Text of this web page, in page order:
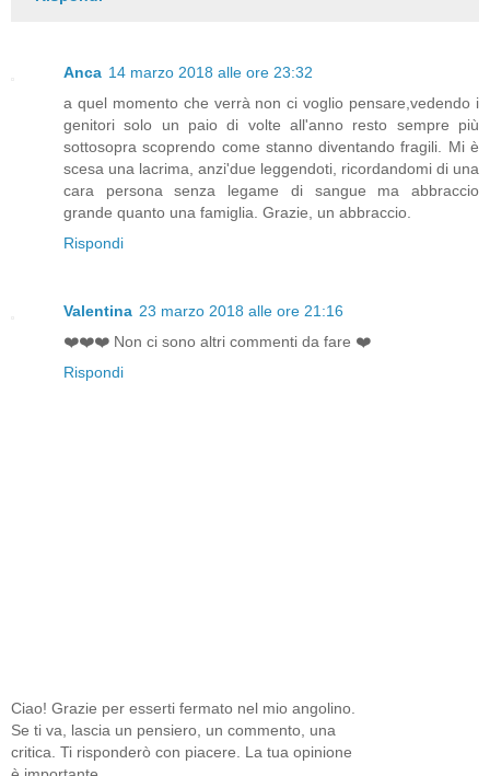
Anca 14 marzo 2018 alle ore 23:32
a quel momento che verrà non ci voglio pensare,vedendo i
genitori solo un paio di volte all'anno resto sempre più
sottosopra scoprendo come stanno diventando fragili. Mi è
scesa una lacrima, anzi'due leggendoti, ricordandomi di una
cara persona senza legame di sangue ma abbraccio
grande quanto una famiglia. Grazie, un abbraccio.
Rispondi
Valentina 23 marzo 2018 alle ore 21:16
❤️❤️❤️ Non ci sono altri commenti da fare ❤️
Rispondi
Ciao! Grazie per esserti fermato nel mio angolino.
Se ti va, lascia un pensiero, un commento, una
critica. Ti risponderò con piacere. La tua opinione